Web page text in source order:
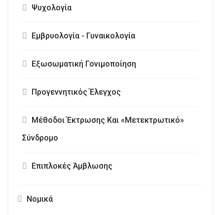
Ψυχολογία
Εμβρυολογία - Γυναικολογία
Εξωσωματική Γονιμοποίηση
Προγεννητικός Έλεγχος
Μέθοδοι Έκτρωσης Και «Μετεκτρωτικό»
Σύνδρομο
Επιπλοκές Άμβλωσης
Νομικά